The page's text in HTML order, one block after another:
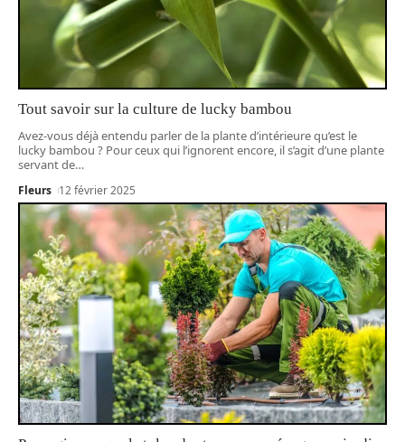
Tout savoir sur la culture de lucky bambou
Avez-vous déjà entendu parler de la plante d’intérieure qu’est le
lucky bambou ? Pour ceux qui l’ignorent encore, il s’agit d’une plante
servant de…
Fleurs 12 février 2025